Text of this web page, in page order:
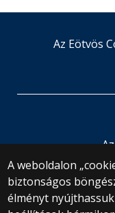
A weboldalon
biztonságos
élményt
Az Eötvös
© 2025